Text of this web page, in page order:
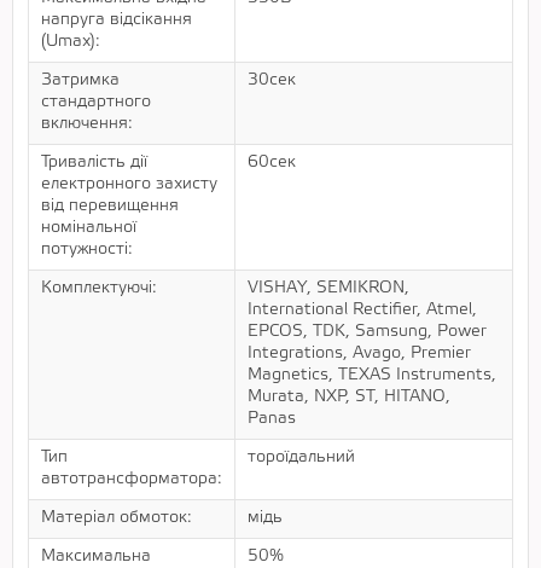
напруга відсікання
(Umax):
Затримка
стандартного
включення:
30сек
Тривалість дії
електронного захисту
від перевищення
номінальної
потужності:
60сек
Комплектуючі:
VISHAY, SEMIKRON,
International Rectifier, Atmel,
EPCOS, TDK, Samsung, Power
Integrations, Avago, Premier
Magnetics, TEXAS Instruments,
Murata, NXP, ST, HITANO,
Panas
Тип
автотрансформатора:
тороїдальний
Матеріал обмоток: мідь
Максимальна
50%